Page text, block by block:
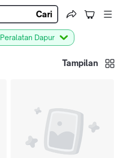
Cari
Peralatan Dapur
Tampilan